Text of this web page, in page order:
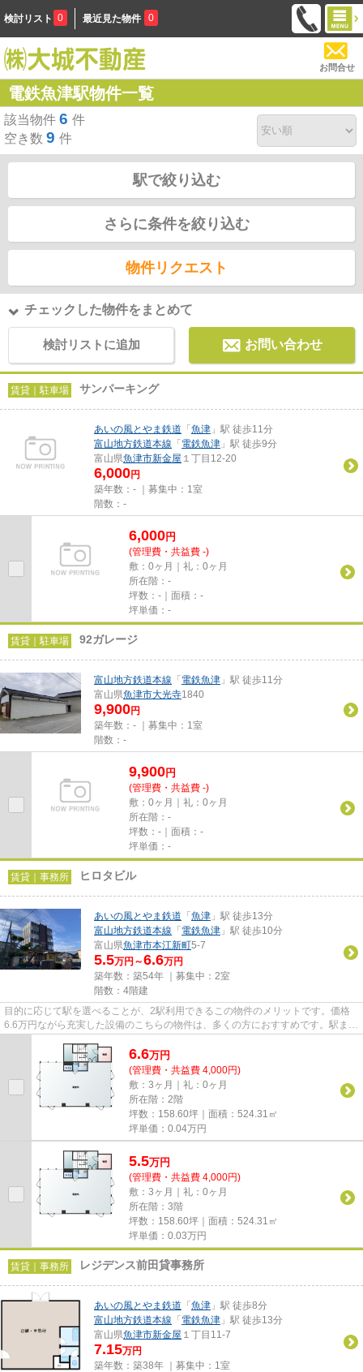
検討リスト 0 最近見た物件 0
お問合せ
電鉄魚津駅物件一覧
該当物件 6 件
空き数 9 件
駅で絞り込む
さらに条件を絞り込む
物件リクエスト
チェックした物件をまとめて
検討リストに追加 お問い合わせ
賃貸｜駐車場 サンパーキング
あいの風とやま鉄道 「 魚津 」駅 徒歩11分
富山地方鉄道本線 「 電鉄魚津 」駅 徒歩9分
富山県魚津市新金屋 １丁目12-20
6,000円
築年数：- ｜募集中： 1室
階数：-
6,000円
(管理費・共益費 -)
敷：0ヶ月｜礼：0ヶ月
所在階：-
坪数：-｜面積：-
坪単価：-
賃貸｜駐車場 92ガレージ
富山地方鉄道本線 「 電鉄魚津 」駅 徒歩11分
富山県魚津市大光寺1840
9,900円
築年数：- ｜募集中： 1室
階数：-
9,900円
(管理費・共益費 -)
敷：0ヶ月｜礼：0ヶ月
所在階：-
坪数：-｜面積：-
坪単価：-
賃貸｜事務所 ヒロタビル
あいの風とやま鉄道 「 魚津 」駅 徒歩13分
富山地方鉄道本線 「 電鉄魚津 」駅 徒歩10分
富山県魚津市本江新町5-7
5.5万円～6.6万円
築年数：築54年 ｜募集中： 2室
階数：4階建
目的に応じて駅を選べることが、2駅利用できるこの物件のメリットです。価格
6.6万円ながら充実した設備のこちらの物件は、多くの方におすすめです。駅まで
6.6万円
(管理費・共益費 4,000円)
敷：3ヶ月｜礼：0ヶ月
所在階：2階
坪数：158.60坪｜面積：524.31㎡
坪単価： 0.04万円
5.5万円
(管理費・共益費 4,000円)
敷：3ヶ月｜礼：0ヶ月
所在階：3階
坪数：158.60坪｜面積：524.31㎡
坪単価： 0.03万円
賃貸｜事務所 レジデンス前田貸事務所
あいの風とやま鉄道 「 魚津 」駅 徒歩8分
富山地方鉄道本線 「 電鉄魚津 」駅 徒歩13分
富山県魚津市新金屋 １丁目11-7
7.15万円
築年数：築38年 ｜募集中： 1室